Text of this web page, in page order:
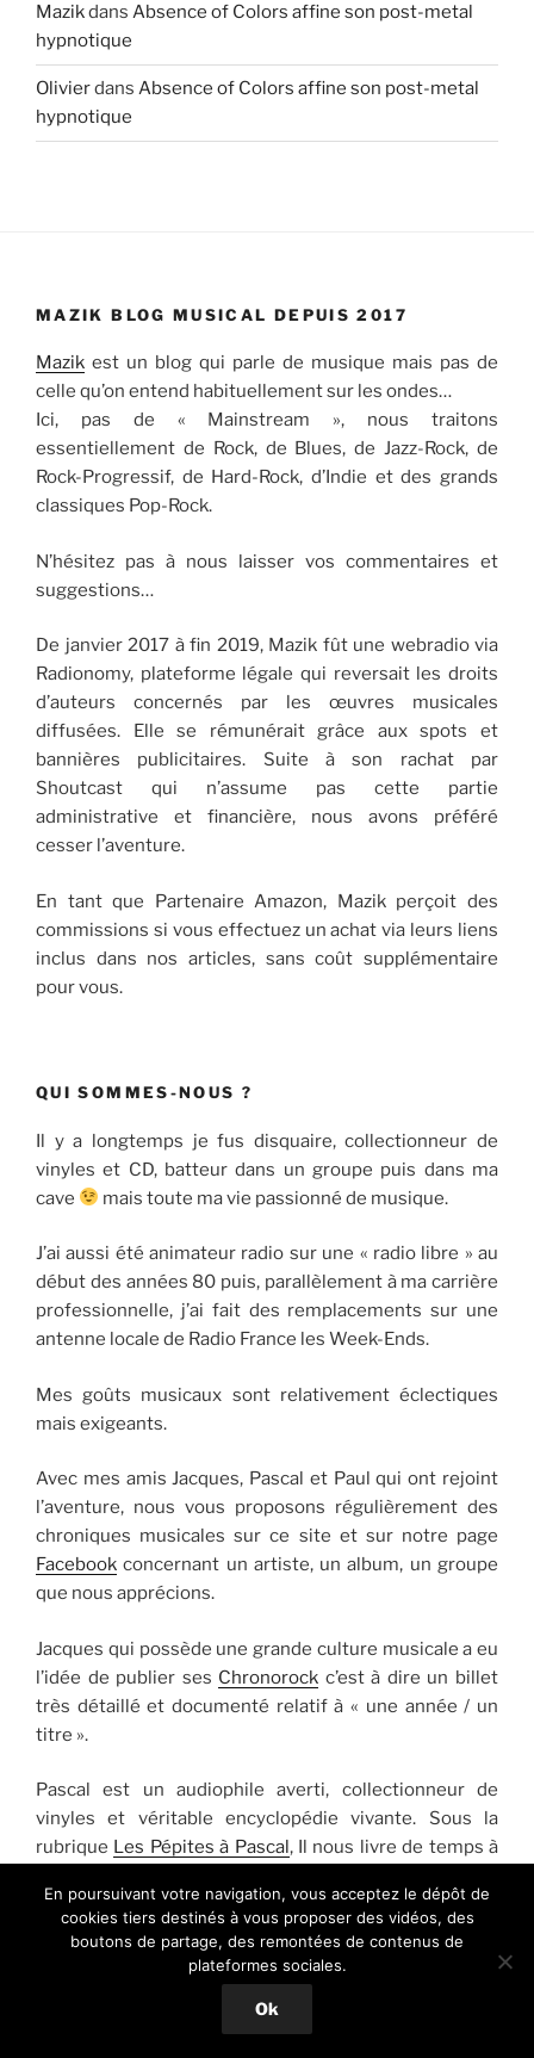
Mazikdans Absence of Colors affine son post-metal
hypnotique
Olivierdans Absence of Colors affine son post-metal
hypnotique
MAZIK BLOG MUSICAL DEPUIS 2017
Mazik est un blog qui parle de musique mais pas de
celle qu’on entend habituellement sur les ondes…
Ici, pas de « Mainstream », nous traitons
essentiellement de Rock, de Blues, de Jazz-Rock, de
Rock-Progressif, de Hard-Rock, d’Indie et des grands
classiques Pop-Rock.
N’hésitez pas à nous laisser vos commentaires et
suggestions…
De janvier 2017 à fin 2019, Mazik fût une webradio via
Radionomy, plateforme légale qui reversait les droits
d’auteurs concernés par les œuvres musicales
diffusées. Elle se rémunérait grâce aux spots et
bannières publicitaires. Suite à son rachat par
Shoutcast qui n’assume pas cette partie
administrative et financière, nous avons préféré
cesser l’aventure.
En tant que Partenaire Amazon, Mazik perçoit des
commissions si vous effectuez un achat via leurs liens
inclus dans nos articles, sans coût supplémentaire
pour vous.
QUI SOMMES-NOUS ?
Il y a longtemps je fus disquaire, collectionneur de
vinyles et CD, batteur dans un groupe puis dans ma
cave
mais toute ma vie passionné de musique.
J’ai aussi été animateur radio sur une « radio libre » au
début des années 80 puis, parallèlement à ma carrière
professionnelle, j’ai fait des remplacements sur une
antenne locale de Radio France les Week-Ends.
Mes goûts musicaux sont relativement éclectiques
mais exigeants.
Avec mes amis Jacques, Pascal et Paul qui ont rejoint
l’aventure, nous vous proposons régulièrement des
chroniques musicales sur ce site et sur notre page
Facebook concernant un artiste, un album, un groupe
que nous apprécions.
Jacques qui possède une grande culture musicale a eu
l’idée de publier ses Chronorock c’est à dire un billet
très détaillé et documenté relatif à « une année / un
titre ».
Pascal est un audiophile averti, collectionneur de
vinyles et véritable encyclopédie vivante. Sous la
rubrique Les Pépites à Pascal, Il nous livre de temps à
généralement des raretés qui méritent d’être
découvertes…
Paul, amateur éclairé de musique rock et blues en
particulier, souhaite lui aussi nous faire part de ses
En poursuivant votre navigation, vous acceptez le dépôt de
cookies tiers destinés à vous proposer des vidéos, des
boutons de partage, des remontées de contenus de
plateformes sociales.
Ok